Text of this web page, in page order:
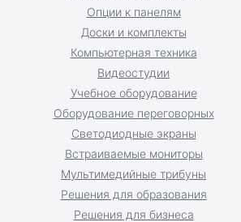
Доски и комплекты
Оборудование переговорных
Учебное оборудование
Светодиодные экраны
Встраиваемые мониторы
Мультимедийные трибуны
Решения для образования
Решения для бизнеса
Опции к панелям
Компьютерная техника
Видеостудии